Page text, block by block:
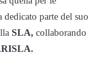
dedicato parte del suo
SLA, collaborando